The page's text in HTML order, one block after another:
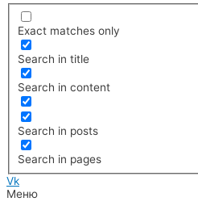
Exact matches only
Search in title
Search in content
Search in posts
Search in pages
Vk
Меню